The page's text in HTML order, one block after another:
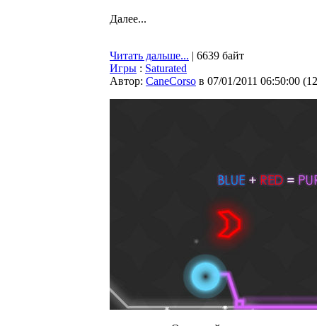
Далее...
Читать дальше... | 6639 байт
Игры : Saturated
Автор: CaneCorso в 07/01/2011 06:50:00 (